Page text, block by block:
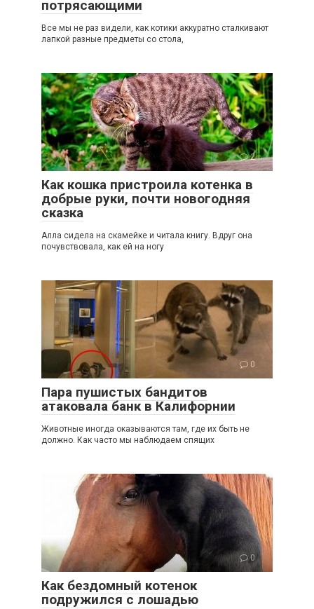
потрясающими
Все мы не раз видели, как котики аккуратно сталкивают
лапкой разные предметы со стола,
2
Как кошка пристроила котенка в
добрые руки, почти новогодняя
сказка
Алла сидела на скамейке и читала книгу. Вдруг она
почувствовала, как ей на ногу
0
Пара пушистых бандитов
атаковала банк в Калифорнии
Животные иногда оказываются там, где их быть не
должно. Как часто мы наблюдаем спящих
0
Как бездомный котенок
подружился с лошадью